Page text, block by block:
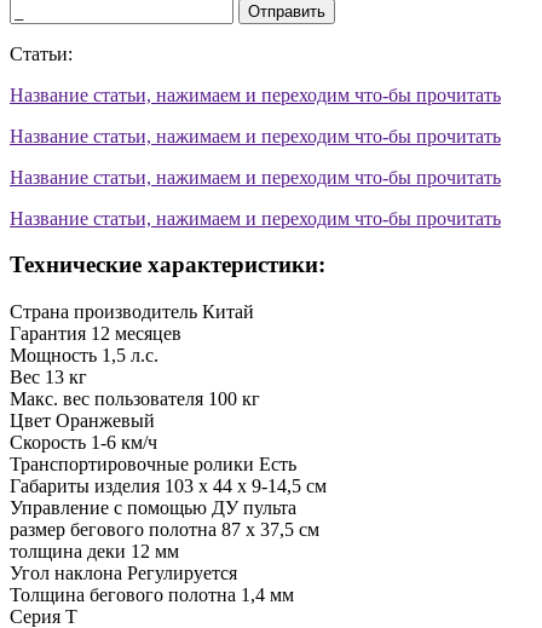
Отправить
Статьи:
Название статьи, нажимаем и переходим что-бы прочитать
Название статьи, нажимаем и переходим что-бы прочитать
Название статьи, нажимаем и переходим что-бы прочитать
Название статьи, нажимаем и переходим что-бы прочитать
Технические характеристики:
Страна производитель Китай
Гарантия 12 месяцев
Мощность 1,5 л.с.
Вес 13 кг
Макс. вес пользователя 100 кг
Цвет Оранжевый
Скорость 1-6 км/ч
Транспортировочные ролики Есть
Габариты изделия 103 х 44 х 9-14,5 см
Управление с помощью ДУ пульта
размер бегового полотна 87 x 37,5 см
толщина деки 12 мм
Угол наклона Регулируется
Толщина бегового полотна 1,4 мм
Серия T